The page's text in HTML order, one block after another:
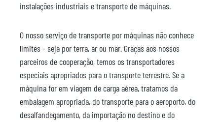
instalações industriais e transporte de máquinas.
O nosso serviço de transporte por máquinas não conhece
limites - seja por terra, ar ou mar. Graças aos nossos
parceiros de cooperação, temos os transportadores
especiais apropriados para o transporte terrestre. Se a
máquina for em viagem de carga aérea, tratamos da
embalagem apropriada, do transporte para o aeroporto, do
desalfandegamento, da importação no destino e do